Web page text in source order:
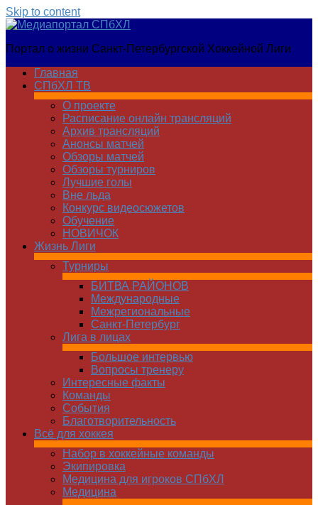
Skip to content
Медиапортал
Портал о жизни Санкт-Петербургской Хоккейной Лиги
Главная
СПбХЛ ТВ
О проекте
Расписание онлайн трансляций
Архив трансляций
Анонсы матчей
Обзоры матчей
Обзоры турниров
Лучшие голы
Вне льда
Конкурс видеосюжетов
Обучение
НОВИЧОК
Жизнь Лиги
Турниры
БИТВА РАЙОНОВ
Международные
Межрегиональные
Санкт-Петербург
Лига в лицах
Большое интервью
Вопросы тренеру
Интересные факты
Команды
Cобытия
Благотворительность
Всё для хоккея
Набор в хоккейные команды
Экипировка
Медицина для игроков СПбХЛ
Медицина